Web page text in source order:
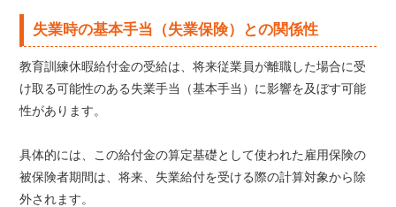
失業時の基本手当（失業保険）との関係性
教育訓練休暇給付金の受給は、将来従業員が離職した場合に受
け取る可能性のある失業手当（基本手当）に影響を及ぼす可能
性があります。
具体的には、この給付金の算定基礎として使われた雇用保険の
被保険者期間は、将来、失業給付を受ける際の計算対象から除
外されます。